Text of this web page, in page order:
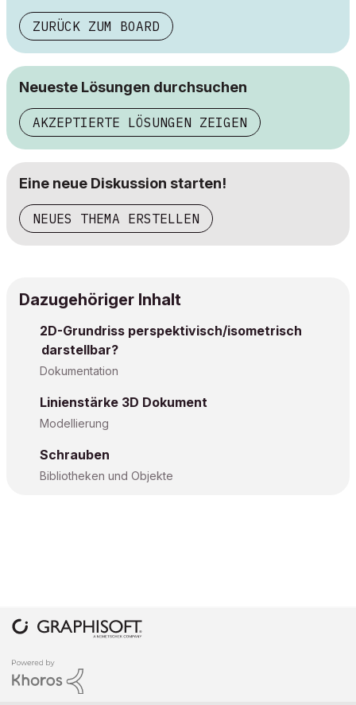
ZURÜCK ZUM BOARD
Neueste Lösungen durchsuchen
AKZEPTIERTE LÖSUNGEN ZEIGEN
Eine neue Diskussion starten!
NEUES THEMA ERSTELLEN
Dazugehöriger Inhalt
2D-Grundriss perspektivisch/isometrisch
darstellbar?
Dokumentation
Linienstärke 3D Dokument
Modellierung
Schrauben
Bibliotheken und Objekte